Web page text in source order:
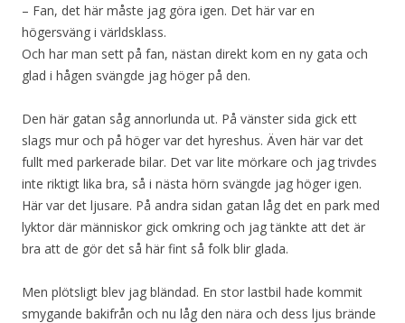
– Fan, det här måste jag göra igen. Det här var en
högersväng i världsklass.
Och har man sett på fan, nästan direkt kom en ny gata och
glad i hågen svängde jag höger på den.
Den här gatan såg annorlunda ut. På vänster sida gick ett
slags mur och på höger var det hyreshus. Även här var det
fullt med parkerade bilar. Det var lite mörkare och jag trivdes
inte riktigt lika bra, så i nästa hörn svängde jag höger igen.
Här var det ljusare. På andra sidan gatan låg det en park med
lyktor där människor gick omkring och jag tänkte att det är
bra att de gör det så här fint så folk blir glada.
Men plötsligt blev jag bländad. En stor lastbil hade kommit
smygande bakifrån och nu låg den nära och dess ljus brände